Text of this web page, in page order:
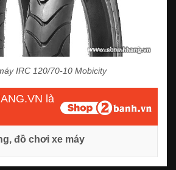
IRC 120/70-10 Mobicity
là
đồ chơi xe máy